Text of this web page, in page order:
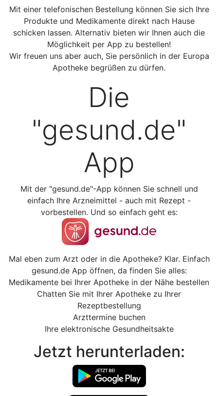
Mit einer telefonischen Bestellung können Sie sich Ihre
Produkte und Medikamente direkt nach Hause
schicken lassen. Alternativ bieten wir Ihnen auch die
Möglichkeit per App zu bestellen!
Wir freuen uns aber auch, Sie persönlich in der Europa
Apotheke begrüßen zu dürfen.
Die
"gesund.de"
App
Mit der "gesund.de"-App können Sie schnell und
einfach Ihre Arzneimittel - auch mit Rezept -
vorbestellen. Und so einfach geht es:
Mal eben zum Arzt oder in die Apotheke? Klar. Einfach
gesund.de App öffnen, da finden Sie alles:
Medikamente bei Ihrer Apotheke in der Nähe bestellen
Chatten Sie mit Ihrer Apotheke zu Ihrer
Rezeptbestellung
Arzttermine buchen
Ihre elektronische Gesundheitsakte
Jetzt herunterladen: